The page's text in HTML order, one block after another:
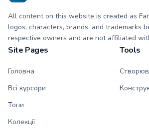
All content on this website is created as
logos, characters, brands, and trademarks
respective owners and are not affiliated
Site Pages
Головна
Всі курсори
Топи
Колекції
Tools